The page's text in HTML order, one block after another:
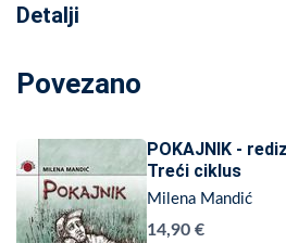
Detalji
Povezano
POKAJNIK -
Treći ciklus
Milena Mandić
14,90 €